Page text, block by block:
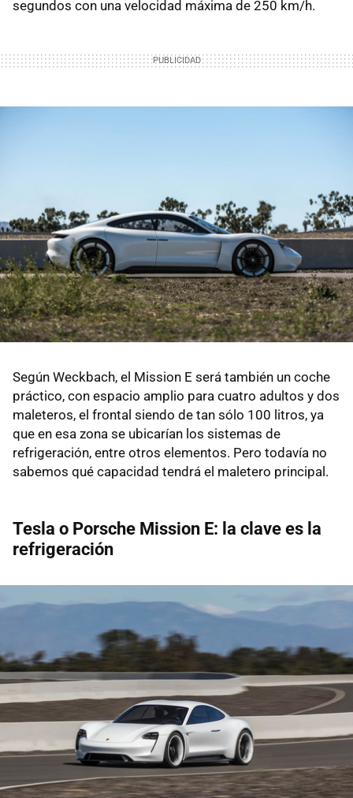
segundos con una velocidad máxima de 250 km/h.
Según Weckbach, el Mission E será también un coche
práctico, con espacio amplio para cuatro adultos y dos
maleteros, el frontal siendo de tan sólo 100 litros, ya
que en esa zona se ubicarían los sistemas de
refrigeración, entre otros elementos. Pero todavía no
sabemos qué capacidad tendrá el maletero principal.
Tesla o Porsche Mission E: la clave es la
refrigeración